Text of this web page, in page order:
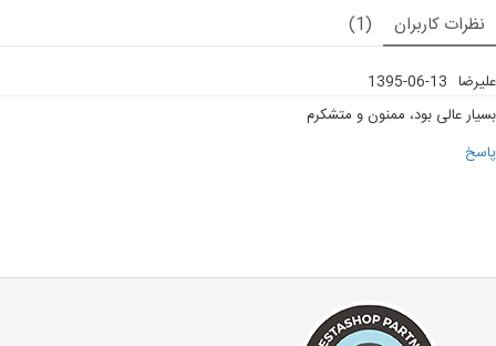
نظرات کاربران (1)
علیرضا 1395-06-13
بسیار عالی بود، ممنون و متشکرم
پاسخ